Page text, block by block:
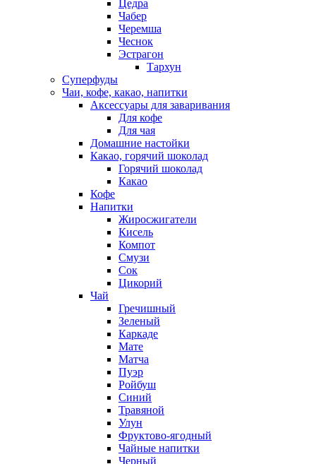
Цедра
Чабер
Черемша
Чеснок
Эстрагон
Тархун
Суперфуды
Чаи, кофе, какао, напитки
Аксессуары для заваривания
Для кофе
Для чая
Домашние настойки
Какао, горячий шоколад
Горячий шоколад
Какао
Кофе
Напитки
Жиросжигатели
Кисель
Компот
Смузи
Сок
Цикорий
Чай
Гречишный
Зеленый
Каркаде
Мате
Матча
Пуэр
Ройбуш
Синий
Травяной
Улун
Фруктово-ягодный
Чайные напитки
Черный